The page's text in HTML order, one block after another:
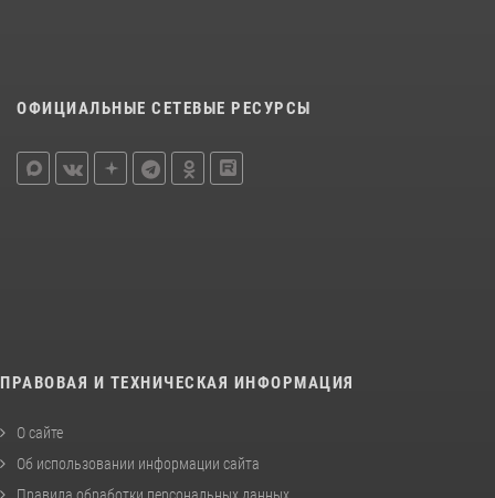
ОФИЦИАЛЬНЫЕ СЕТЕВЫЕ РЕСУРСЫ
ПРАВОВАЯ И ТЕХНИЧЕСКАЯ ИНФОРМАЦИЯ
О сайте
Об использовании информации сайта